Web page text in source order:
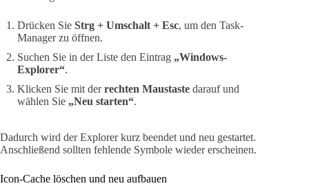
Drücken Sie Strg + Umschalt + Esc, um den Task-
Manager zu öffnen.
Suchen Sie in der Liste den Eintrag „Windows-
Explorer“.
Klicken Sie mit derrechten Maustaste darauf und
wählen Sie „Neu starten“.
Dadurch wird der Explorer kurz beendet und neu gestartet.
Anschließend sollten fehlende Symbole wieder erscheinen.
Icon-Cache löschen und neu aufbauen